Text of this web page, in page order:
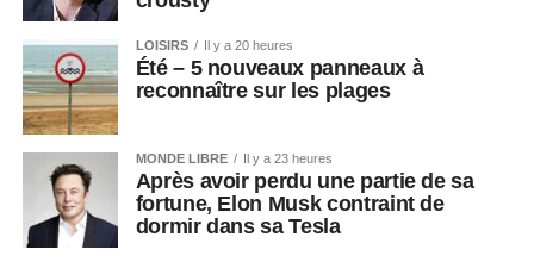
LOISIRS Il y a 20 heures
Été – 5 nouveaux panneaux à
reconnaître sur les plages
MONDE LIBRE Il y a 23 heures
Après avoir perdu une partie de sa
fortune, Elon Musk contraint de
dormir dans sa Tesla